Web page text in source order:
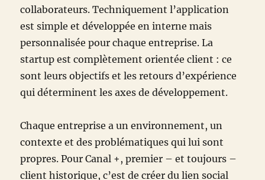
collaborateurs. Techniquement l’application
est simple et développée en interne mais
personnalisée pour chaque entreprise. La
startup est complètement orientée client : ce
sont leurs objectifs et les retours d’expérience
qui déterminent les axes de développement.
Chaque entreprise a un environnement, un
contexte et des problématiques qui lui sont
propres. Pour Canal +, premier – et toujours –
client historique, c’est de créer du lien social